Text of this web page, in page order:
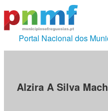
Portal Nacional dos
Alzira A Silva